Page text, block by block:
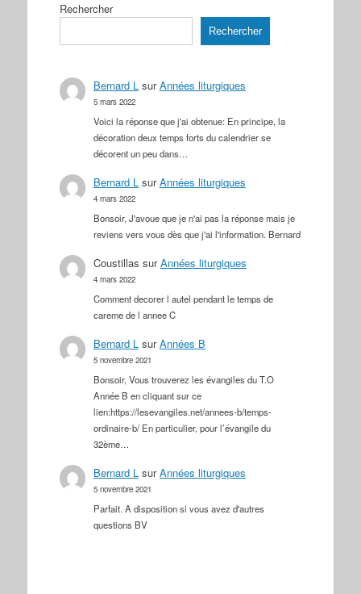
Rechercher
Rechercher
Bernard LsurAnnées liturgiques
5 mars 2022
Voici la réponse que j'ai obtenue: En principe, la
décoration deux temps forts du calendrier se
décorent un peu dans…
Bernard LsurAnnées liturgiques
4 mars 2022
Bonsoir, J'avoue que je n'ai pas la réponse mais je
reviens vers vous dès que j'ai l'information. Bernard
Coustillas surAnnées liturgiques
4 mars 2022
Comment decorer l autel pendant le temps de
careme de l annee C
Bernard LsurAnnées B
5 novembre 2021
Bonsoir, Vous trouverez les évangiles du T.O
Année B en cliquant sur ce
lien:https://lesevangiles.net/annees-b/temps-
ordinaire-b/ En particulier, pour l’évangile du
32ème…
Bernard LsurAnnées liturgiques
5 novembre 2021
Parfait. A disposition si vous avez d'autres
questions BV